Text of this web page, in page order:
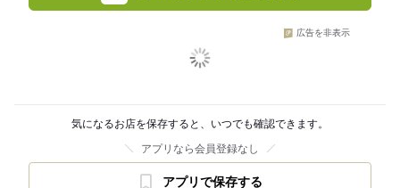
広告を非表示
気になるお店を保存すると、いつでも確認できます。
アプリなら会員登録なし
アプリで保存する